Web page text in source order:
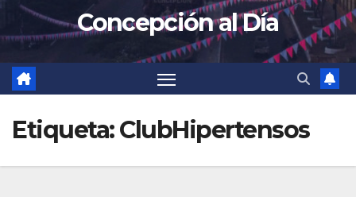
Concepción al Día
Etiqueta:ClubHipertensos